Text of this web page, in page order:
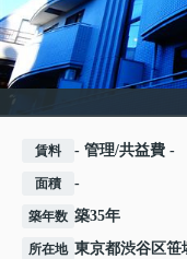
賃料 - 管理/共益費 -
面積 -
築年数 築35年
所在地 東京都渋谷区笹